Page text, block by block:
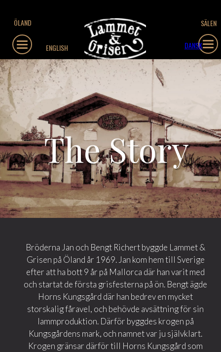
ÖLAND SÄLEN
ENGLISH DANSK
The Story
Bröderna Jan och Bengt Richert byggde Lammet &
Grisen på Öland år 1969. Jan kom hem till Sverige
efter att ha bott 9 år på Mallorca där han varit med
och startat de första grisfesterna på ön. Bengt ägde
Horns Kungsgård där han bedrev en mycket
storskalig fåravel, och behövde avsättning för sin
lammproduktion. Därför byggdes krogen på
Kungsgårdens mark, och namnet var ju självklart.
Krogen gränsar därför till Horns Kungsgård som